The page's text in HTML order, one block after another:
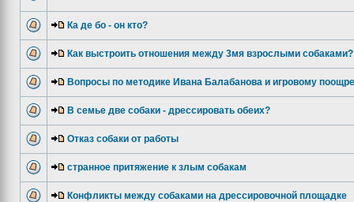
Ка де бо - он кто?
Как выстроить отношения между 3мя взрослыми собаками?
Вопросы по методике Ивана Балабанова и игровому
В семье две собаки - дрессировать обеих?
Отказ собаки от работы
странное притяжение к злым собакам
Конфликты между собаками на дрессировочной площадке